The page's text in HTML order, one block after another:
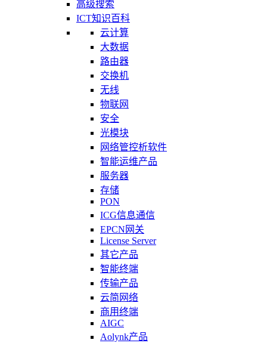
高级搜索
ICT知识百科
云计算
大数据
路由器
交换机
无线
物联网
安全
光模块
网络管控析软件
智能运维产品
服务器
存储
PON
ICG信息通信
EPCN网关
License Server
其它产品
智能终端
传输产品
云简网络
商用终端
AIGC
Aolynk产品